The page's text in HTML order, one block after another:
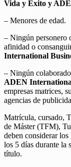
Vida y Éxito y
– Menores de edad.
– Ningún personero
afinidad o
International
– Ningún
ADEN
empresas matrices,
agencias de
Matrícula, cursado,
de Máster (TFM),
deben considerar
los 5 días durante la
título.